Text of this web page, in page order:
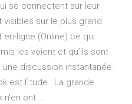
se connectent sur leur
sur le plus grand
ligne (Online) ce qui
les voient et qu’ils sont
discussion instantanée.
est Étude : La grande
n'en ont ...